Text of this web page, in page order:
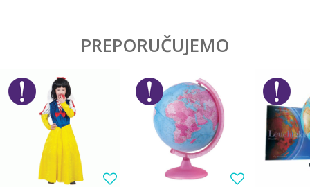
Devojčice
Brend
Target
Email
PREPORUČUJEMO